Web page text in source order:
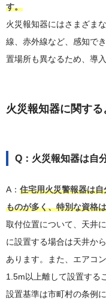
す。
火災報知器にはさまざま
線、赤外線など、感知で
置場所も異なるため、導
火災報知器に関する
Q：火災報知器は自
A： 住宅用火災警報器は
ものが多く、特別な資格
取付位置について、天井
に設置する場合は天井か
あります。また、エアコ
1.5m以上離して設置する
設置基準は市町村の条例